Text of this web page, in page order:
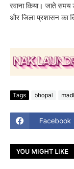
रवाना किया। जाते
और जिला प्रशासन का
Tags bhopal
Facebook
YOU MIGHT LIKE